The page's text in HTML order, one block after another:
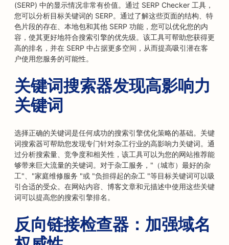
(SERP) 中的显示情况非常有价值。通过 SERP Checker 工具，
您可以分析目标关键词的 SERP。通过了解这些页面的结构、特
色片段的存在、本地包和其他 SERP 功能，您可以优化您的内
容，使其更好地符合搜索引擎的优先级。该工具可帮助您获得更
高的排名，并在 SERP 中占据更多空间，从而提高吸引潜在客
户使用您服务的可能性。
关键词搜索器发现高影响力
关键词
选择正确的关键词是任何成功的搜索引擎优化策略的基础。关键
词搜索器可帮助您发现专门针对杂工行业的高影响力关键词。通
过分析搜索量、竞争度和相关性，该工具可以为您的网站推荐能
够带来巨大流量的关键词。对于杂工服务，"（城市）最好的杂
工"、"家庭维修服务 "或 "负担得起的杂工 "等目标关键词可以吸
引合适的受众。在网站内容、博客文章和元描述中使用这些关键
词可以提高您的搜索引擎排名。
反向链接检查器：加强域名